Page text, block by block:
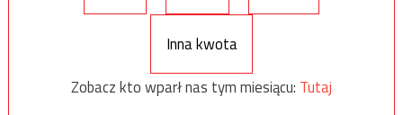
Inna kwota
Zobacz kto wparł nas tym miesiącu: Tutaj